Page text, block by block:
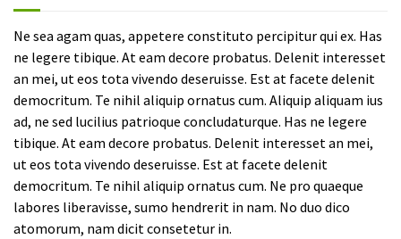
Ne sea agam quas, appetere constituto percipitur qui ex. Has
ne legere tibique. At eam decore probatus. Delenit interesset
an mei, ut eos tota vivendo deseruisse. Est at facete delenit
democritum. Te nihil aliquip ornatus cum. Aliquip aliquam ius
ad, ne sed lucilius patrioque concludaturque. Has ne legere
tibique. At eam decore probatus. Delenit interesset an mei,
ut eos tota vivendo deseruisse. Est at facete delenit
democritum. Te nihil aliquip ornatus cum. Ne pro quaeque
labores liberavisse, sumo hendrerit in nam. No duo dico
atomorum, nam dicit consetetur in.